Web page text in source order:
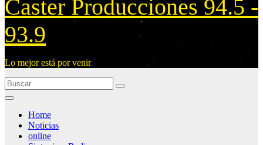
Caster Producciones 94.5 -
93.9
Lo mejor está por venir
Home
Noticias
online